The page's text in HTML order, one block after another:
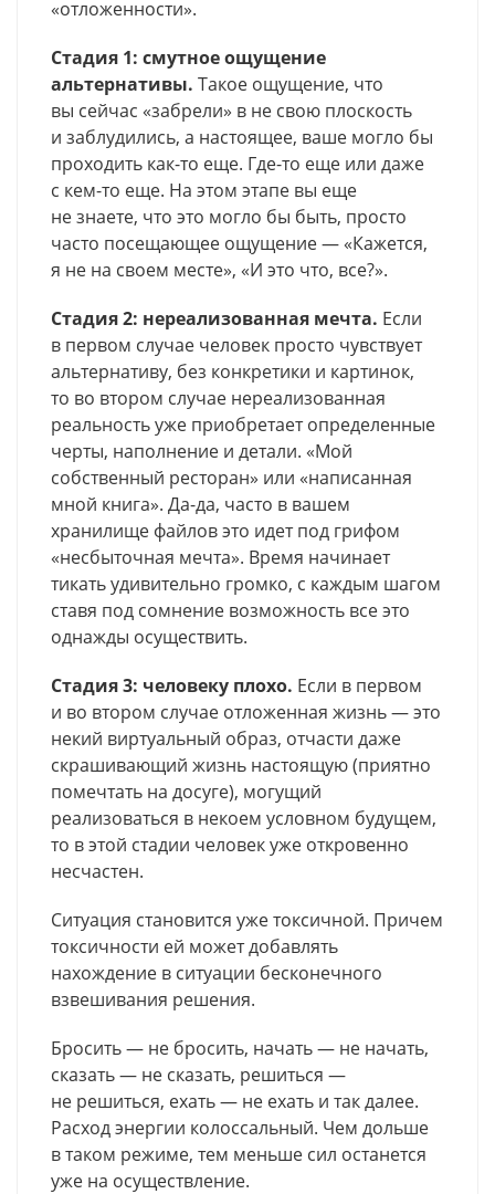
«отложенности».
Стадия 1: смутное ощущение
альтернативы. Такое ощущение, что
вы сейчас «забрели» в не свою плоскость
и заблудились, а настоящее, ваше могло бы
проходить как-то еще. Где-то еще или даже
с кем-то еще. На этом этапе вы еще
не знаете, что это могло бы быть, просто
часто посещающее ощущение — «Кажется,
я не на своем месте», «И это что, все?».
Стадия 2: нереализованная мечта. Если
в первом случае человек просто чувствует
альтернативу, без конкретики и картинок,
то во втором случае нереализованная
реальность уже приобретает определенные
черты, наполнение и детали. «Мой
собственный ресторан» или «написанная
мной книга». Да-да, часто в вашем
хранилище файлов это идет под грифом
«несбыточная мечта». Время начинает
тикать удивительно громко, с каждым шагом
ставя под сомнение возможность все это
однажды осуществить.
Стадия 3: человеку плохо. Если в первом
и во втором случае отложенная жизнь — это
некий виртуальный образ, отчасти даже
скрашивающий жизнь настоящую (приятно
помечтать на досуге), могущий
реализоваться в некоем условном будущем,
то в этой стадии человек уже откровенно
несчастен.
Ситуация становится уже токсичной. Причем
токсичности ей может добавлять
нахождение в ситуации бесконечного
взвешивания решения.
Бросить — не бросить, начать — не начать,
сказать — не сказать, решиться —
не решиться, ехать — не ехать и так далее.
Расход энергии колоссальный. Чем дольше
в таком режиме, тем меньше сил останется
уже на осуществление.